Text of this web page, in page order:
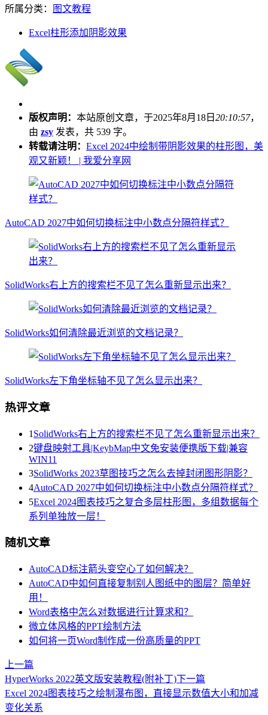
所属分类： 图文教程
Excel柱形添加阴影效果
版权声明： 本站原创文章，于2025年8月18日 20:10:57，
由 zsy 发表，共 539 字。
转载请注明： Excel 2024中绘制带阴影效果的柱形图，美
观又新颖！ | 我爱分享网
AutoCAD 2027中如何切换标注中小数点分隔符样式？
SolidWorks右上方的搜索栏不见了怎么重新显示出来？
SolidWorks如何清除最近浏览的文档记录？
SolidWorks左下角坐标轴不见了怎么显示出来？
热评文章
1 SolidWorks右上方的搜索栏不见了怎么重新显示出来？
2键盘映射工具|KeybMap中文免安装便携版下载|兼容
WIN11
3SolidWorks 2023草图技巧之怎么去掉封闭图形阴影？
4AutoCAD 2027中如何切换标注中小数点分隔符样式？
5Excel 2024图表技巧之复合多层柱形图，多组数据每个
系列单独放一层！
随机文章
AutoCAD标注箭头变空心了如何解决？
AutoCAD中如何直接复制别人图纸中的图层？简单好
用！
Word表格中怎么对数据进行计算求和？
微立体风格的PPT绘制方法
如何将一页Word制作成一份高质量的PPT
上一篇
HyperWorks 2022英文版安装教程(附补丁)下一篇
Excel 2024图表技巧之绘制瀑布图，直接显示数值大小和加减
变化关系